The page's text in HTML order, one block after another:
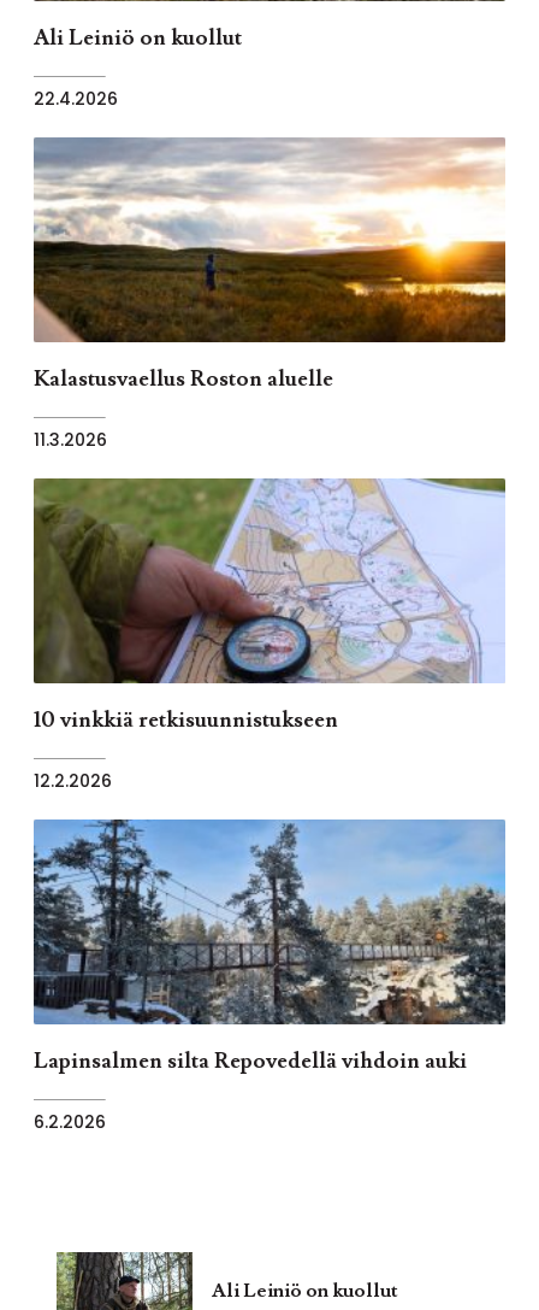
Ali Leiniö on kuollut
22.4.2026
Kalastusvaellus Roston aluelle
11.3.2026
10 vinkkiä retkisuunnistukseen
12.2.2026
Lapinsalmen silta Repovedellä vihdoin auki
6.2.2026
Ali Leiniö on kuollut